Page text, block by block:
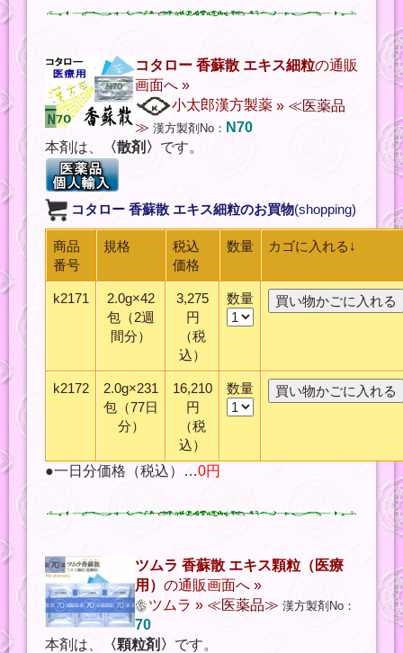
コタロー 香蘇散 エキス細粒の通販
画面へ »
小太郎漢方製薬 » ≪医薬品
≫ 漢方製剤No： N70
本剤は、
〈散剤〉 です。
コタロー 香蘇散 エキス細粒のお買物(shopping)
商品
番号
規格
税込
価格
数量 カゴに入れる↓
k2171
2.0g×42
包（2週
間分）
3,275
円
（税
込）
数量
k2172
2.0g×231
包（77日
分）
16,210
円
（税
込）
数量
●一日分価格（税込）…0円
ツムラ 香蘇散 エキス顆粒（医療
用） の通販画面へ »
ツムラ » ≪医薬品≫ 漢方製剤No：
70
本剤は、
〈顆粒剤〉 です。